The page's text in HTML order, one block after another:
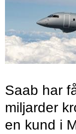
Saab har
miljarder
en kund i